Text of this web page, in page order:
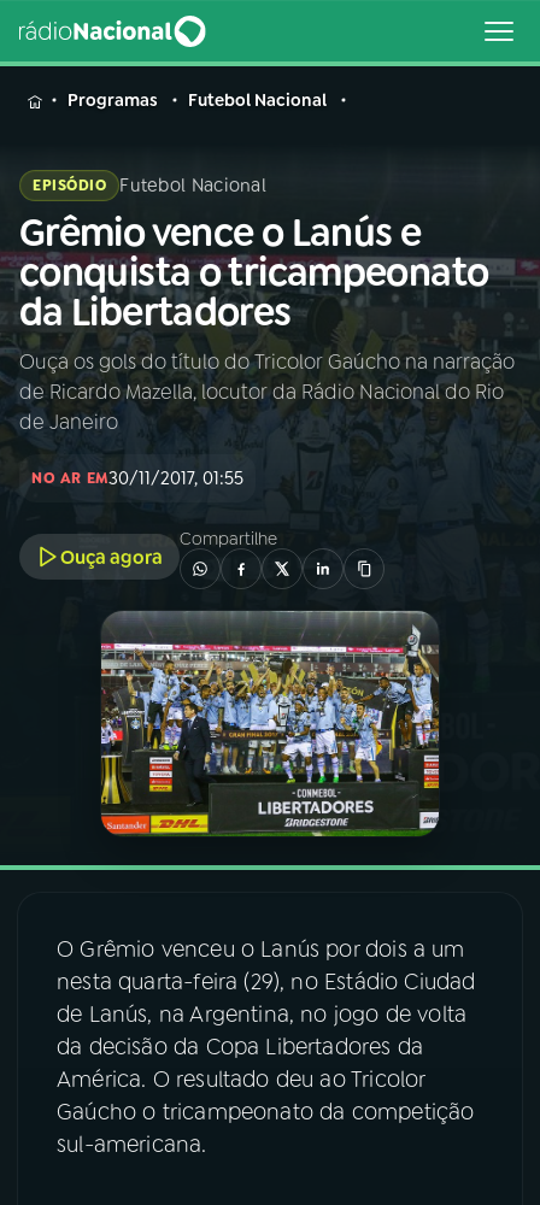
MENU
Buscar
na
Rádio
Nacional
Buscar
AO VIVO
PROGRAMAS
PODCASTS
VIDEOCASTS
08 FESTIVAL DE MÚSICA
ACOMPANHE A RÁDIO NACIONAL
YouTube Facebook
Programas Futebol Nacional
EPISÓDIO Futebol Nacional
Grêmio vence o Lanús e
conquista o tricampeonato
da Libertadores
Ouça os gols do título do Tricolor Gaúcho na narração
de Ricardo Mazella, locutor da Rádio Nacional do Rio
de Janeiro
NO AR EM30/11/2017, 01:55
Ouça agora
Compartilhe
O Grêmio venceu o Lanús por dois a um
nesta quarta-feira (29), no Estádio Ciudad
de Lanús, na Argentina, no jogo de volta
da decisão da Copa Libertadores da
América. O resultado deu ao Tricolor
Gaúcho o tricampeonato da competição
sul-americana.